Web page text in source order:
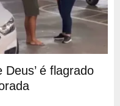
Deus’ é flagrado